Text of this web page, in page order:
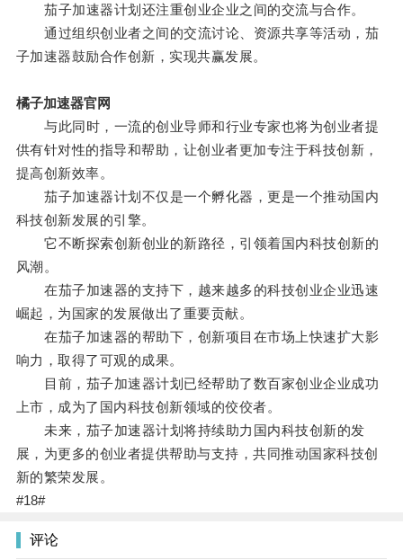
茄子加速器计划还注重创业企业之间的交流与合作。
通过组织创业者之间的交流讨论、资源共享等活动，茄
子加速器鼓励合作创新，实现共赢发展。
橘子加速器官网
与此同时，一流的创业导师和行业专家也将为创业者提
供有针对性的指导和帮助，让创业者更加专注于科技创新，
提高创新效率。
茄子加速器计划不仅是一个孵化器，更是一个推动国内
科技创新发展的引擎。
它不断探索创新创业的新路径，引领着国内科技创新的
风潮。
在茄子加速器的支持下，越来越多的科技创业企业迅速
崛起，为国家的发展做出了重要贡献。
在茄子加速器的帮助下，创新项目在市场上快速扩大影
响力，取得了可观的成果。
目前，茄子加速器计划已经帮助了数百家创业企业成功
上市，成为了国内科技创新领域的佼佼者。
未来，茄子加速器计划将持续助力国内科技创新的发
展，为更多的创业者提供帮助与支持，共同推动国家科技创
新的繁荣发展。
#18#
评论